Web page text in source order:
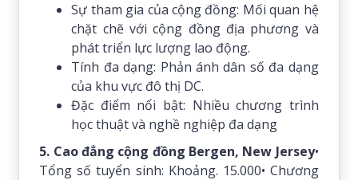
Sự tham gia của cộng đồng: Mối quan hệ
chặt chẽ với cộng đồng địa phương và
phát triển lực lượng lao động.
Tính đa dạng: Phản ánh dân số đa dạng
của khu vực đô thị DC.
Đặc điểm nổi bật: Nhiều chương trình
học thuật và nghề nghiệp đa dạng
5. Cao đẳng cộng đồng Bergen, New Jersey•
Tổng số tuyển sinh: Khoảng. 15.000• Chương